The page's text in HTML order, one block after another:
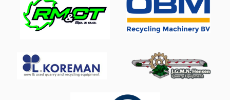
Separador De Cables
Separador De Ciclón
Separador De Disco
Separador De Grasas
Separador De Grasas Basika